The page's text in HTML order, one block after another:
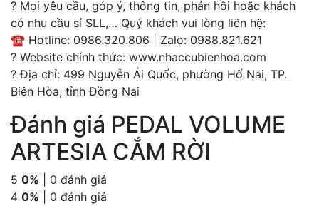
? Mọi yêu cầu, góp ý, thông tin, phản hồi hoặc khách
có nhu cầu sỉ SLL,… Quý khách vui lòng liên hệ:
☎️ Hotline: 0986.320.806 | Zalo: 0988.821.621
? Website chính thức: www.nhaccubienhoa.com
? Địa chỉ: 499 Nguyễn Ái Quốc, phường Hố Nai, TP.
Biên Hòa, tỉnh Đồng Nai
Đánh giá PEDAL VOLUME
ARTESIA CẮM RỜI
5 0% | 0 đánh giá
4 0% | 0 đánh giá